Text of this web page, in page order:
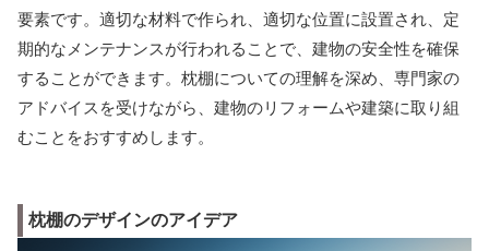
要素です。適切な材料で作られ、適切な位置に設置され、定
期的なメンテナンスが行われることで、建物の安全性を確保
することができます。枕棚についての理解を深め、専門家の
アドバイスを受けながら、建物のリフォームや建築に取り組
むことをおすすめします。
枕棚のデザインのアイデア